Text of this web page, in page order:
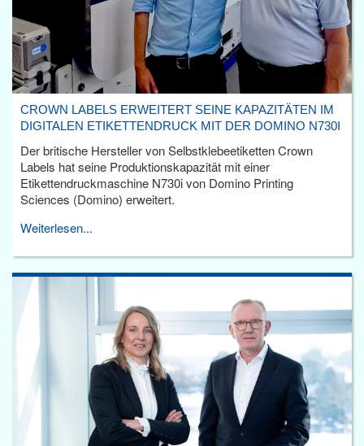
CROWN LABELS ERWEITERT SEINE KAPAZITÄTEN IM
DIGITALEN ETIKETTENDRUCK MIT DER DOMINO N730I
Der britische Hersteller von Selbstklebeetiketten Crown
Labels hat seine Produktionskapazität mit einer
Etikettendruckmaschine N730i von Domino Printing
Sciences (Domino) erweitert.
Weiterlesen...